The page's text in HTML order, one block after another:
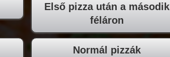
Első pizza után a második
féláron
Normál pizzák